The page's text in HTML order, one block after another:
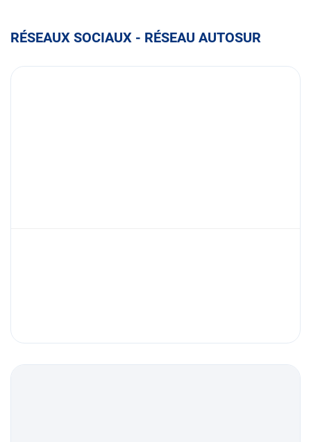
RÉSEAUX SOCIAUX - RÉSEAU AUTOSUR